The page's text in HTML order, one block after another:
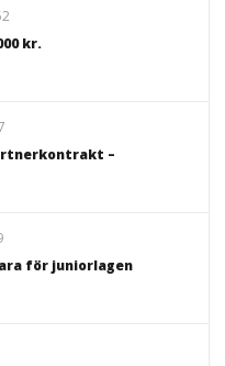
kr.
–
för juniorlagen